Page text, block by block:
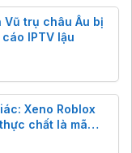
Vũ trụ châu Âu bị
IPTV lậu
Xeno Roblox
chất là mã